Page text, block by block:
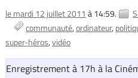
le mardi 12 juillet 2011 à 14:59.
communauté ordinateur
super-héros vidéo
Enregistrement à 17h à la